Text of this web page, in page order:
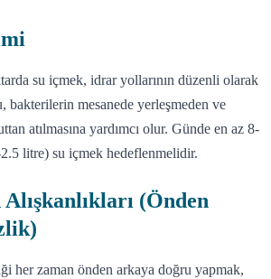
su içmek, idrar yollarının düzenli olarak
bakterilerin mesanede yerleşmeden ve
atılmasına yardımcı olur. Günde en az 8-
litre) su içmek hedeflenmelidir.
(Önden
her zaman önden arkaya doğru yapmak,